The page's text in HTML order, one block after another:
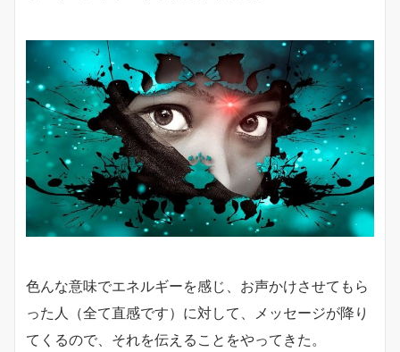
色んな意味でエネルギーを感じ、お声かけさせてもら
った人（全て直感です）に対して、メッセージが降り
てくるので、それを伝えることをやってきた。